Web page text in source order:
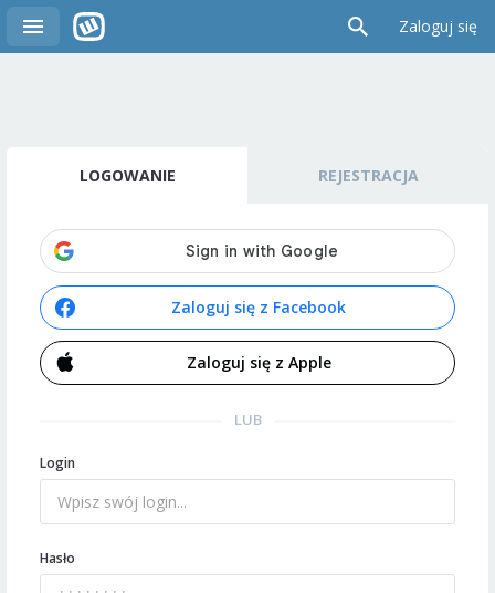
Zaloguj się
LOGOWANIE REJESTRACJA
Zaloguj się z Facebook
Zaloguj się z Apple
LUB
Login
Hasło